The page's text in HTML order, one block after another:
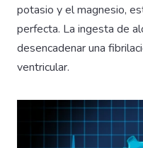
potasio y el magnesio,
perfecta. La ingesta de
desencadenar una
ventricular.